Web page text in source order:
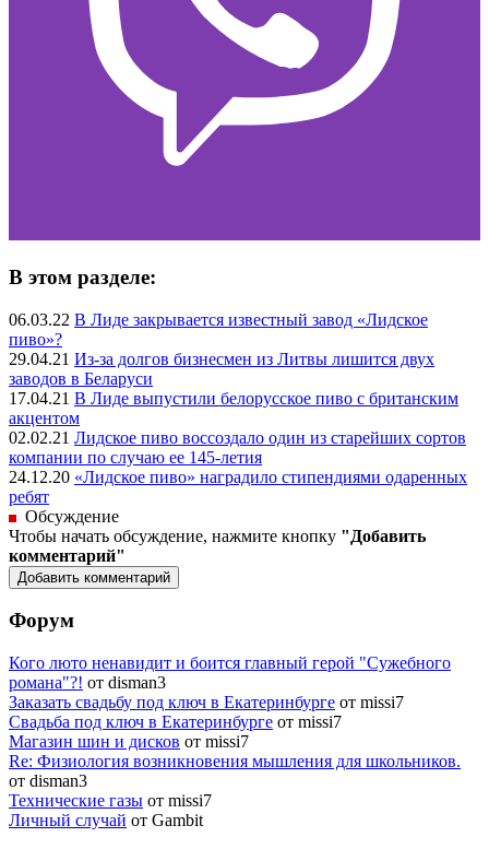
В этом разделе:
06.03.22 В Лиде закрывается известный завод «Лидское
пиво»?
29.04.21 Из-за долгов бизнесмен из Литвы лишится двух
заводов в Беларуси
17.04.21 В Лиде выпустили белорусское пиво с британским
акцентом
02.02.21 Лидское пиво воссоздало один из старейших сортов
компании по случаю ее 145-летия
24.12.20 «Лидское пиво» наградило стипендиями одаренных
ребят
Обсуждение
Чтобы начать обсуждение, нажмите кнопку "Добавить
комментарий"
Форум
Кого люто ненавидит и боится главный герой "Сужебного
романа"?! от disman3
Заказать свадьбу под ключ в Екатеринбурге от missi7
Cвадьба под ключ в Екатеринбурге от missi7
Магазин шин и дисков от missi7
Re: Физиология возникновения мышления для школьников.
от disman3
Технические газы от missi7
Личный случай от Gambit